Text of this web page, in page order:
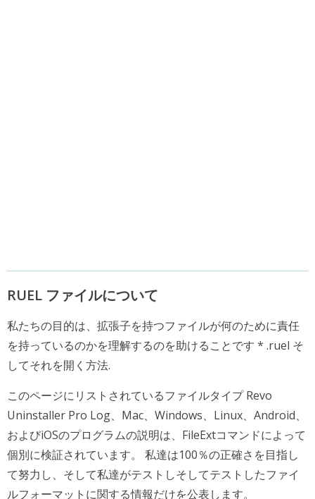
RUEL ファイルについて
私たちの目的は、拡張子を持つファイルが何のために責任
を持っているのかを理解するのを助けることです * .ruel そ
してそれを開く方法.
このページにリストされているファイルタイプ Revo
Uninstaller Pro Log、Mac、Windows、Linux、Android、
およびiOSのプログラムの説明は、FileExtコマンドによって
個別に検証されています。 私達は100％の正確さを目指し
て努力し、そして私達がテストしそしてテストしたファイ
ルフォーマットに関する情報だけを公表します。